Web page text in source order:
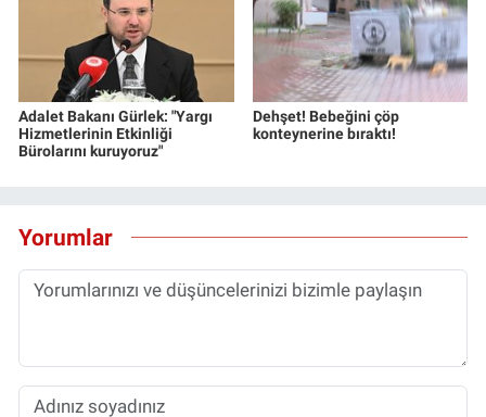
Adalet Bakanı Gürlek: "Yargı
Hizmetlerinin Etkinliği
Bürolarını kuruyoruz"
Dehşet! Bebeğini çöp
konteynerine bıraktı!
Yorumlar